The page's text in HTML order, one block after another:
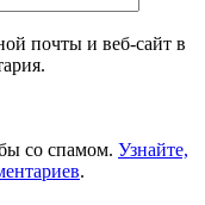
почты и веб-сайт в
со спамом. Узнайте,
.